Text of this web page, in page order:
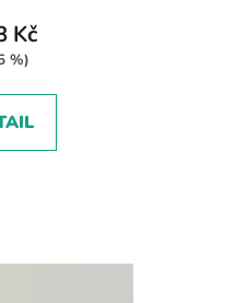
Kč
%)